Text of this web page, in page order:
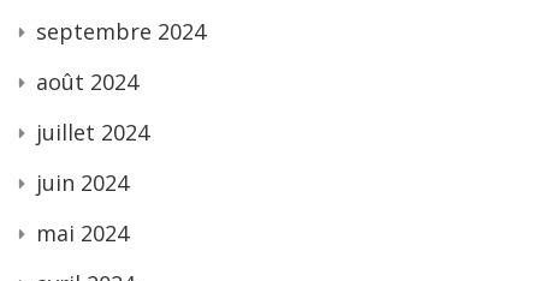
septembre 2024
août 2024
juillet 2024
juin 2024
mai 2024